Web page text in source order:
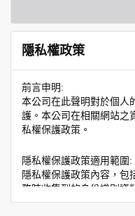
隱私權政策
前言申明:
本公司在此聲明對於個人
護。本公司在相關網站之
私權保護政策。
隱私權保護政策適用範圍:
隱私權保護政策內容，包
務時收集到的身份識別資
作與本公司合作時分享的